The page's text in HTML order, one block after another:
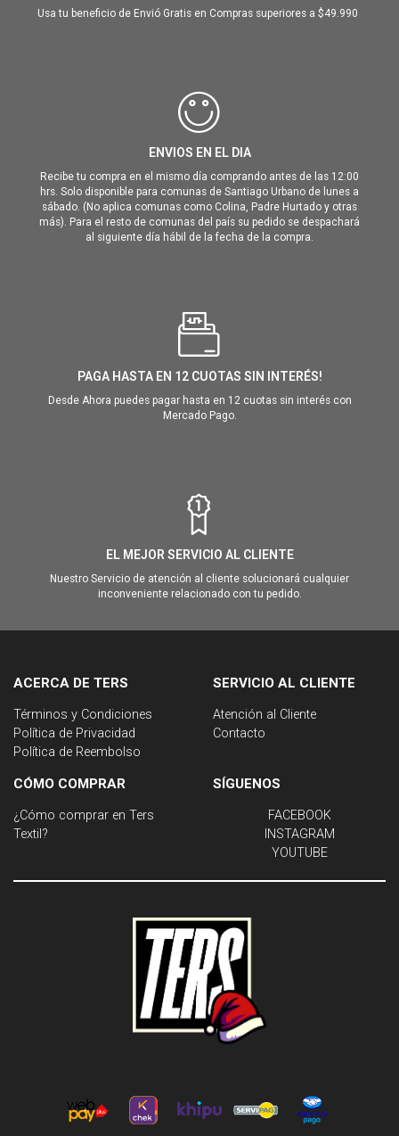
Usa tu beneficio de Envió Gratis en Compras superiores a $49.990
ENVIOS EN EL DIA
Recibe tu compra en el mismo día comprando antes de las 12:00
hrs. Solo disponible para comunas de Santiago Urbano de lunes a
sábado. (No aplica comunas como Colina, Padre Hurtado y otras
más). Para el resto de comunas del país su pedido se despachará
al siguiente día hábil de la fecha de la compra.
PAGA HASTA EN 12 CUOTAS SIN INTERÉS!
Desde Ahora puedes pagar hasta en 12 cuotas sin interés con
Mercado Pago.
EL MEJOR SERVICIO AL CLIENTE
Nuestro Servicio de atención al cliente solucionará cualquier
inconveniente relacionado con tu pedido.
ACERCA DE TERS
Términos y Condiciones
Política de Privacidad
Política de Reembolso
SERVICIO AL CLIENTE
Atención al Cliente
Contacto
CÓMO COMPRAR
¿Cómo comprar en Ters
Textil?
SÍGUENOS
FACEBOOK
INSTAGRAM
YOUTUBE